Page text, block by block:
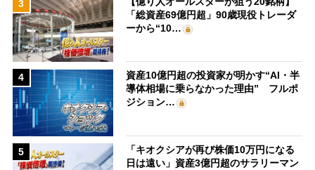
3
「総資産69億円超」90歳現役トレーダ
ーから“10…
4
資産10億円超の投資家が明かす“AI・半
導体相場に乗らなかった理由” フルポ
ジション…
5
「キオクシアが再び株価10万円になる
日は遠い」資産3億円超のサラリーマン